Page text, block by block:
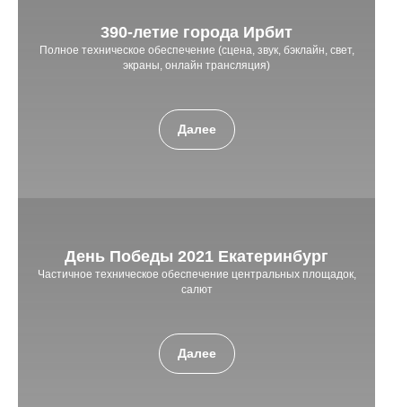
390-летие города Ирбит
Полное техническое обеспечение (сцена, звук, бэклайн, свет,
экраны, онлайн трансляция)
Далее
День Победы 2021 Екатеринбург
Частичное техническое обеспечение центральных площадок,
салют
Далее